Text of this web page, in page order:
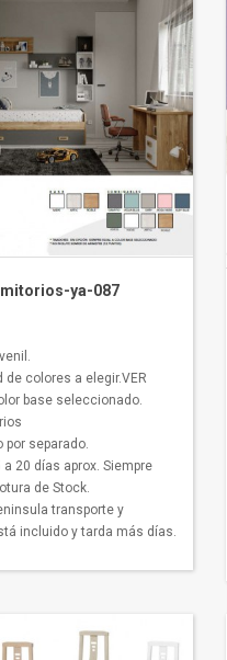
ya-087
de colores a elegir.VER
base seleccionado.
por separado.
a 20 días aprox. Siempre
de Stock.
transporte y
incluido y tarda más días.